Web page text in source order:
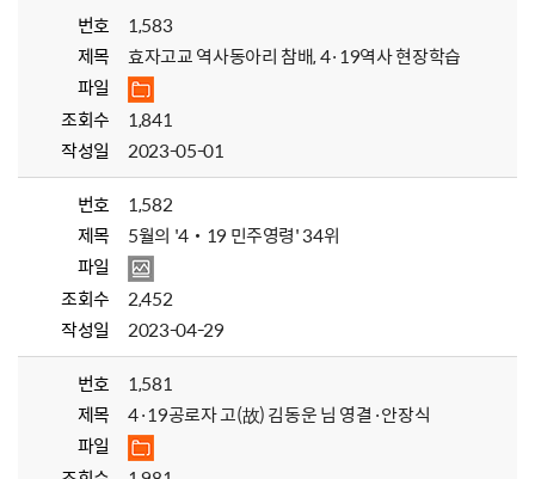
번호
1,583
제목
효자고교 역사동아리 참배, 4·19역사 현장학습
파일
조회수
1,841
작성일
2023-05-01
번호
1,582
제목
5월의 '4‧19 민주영령' 34위
파일
조회수
2,452
작성일
2023-04-29
번호
1,581
제목
4·19공로자 고(故) 김동운 님 영결·안장식
파일